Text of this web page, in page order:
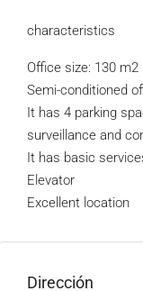
characteristics
Office size: 130 m2
Semi-conditioned
It has 4 parking
surveillance and
It has basic
Elevator
Excellent location
Dirección